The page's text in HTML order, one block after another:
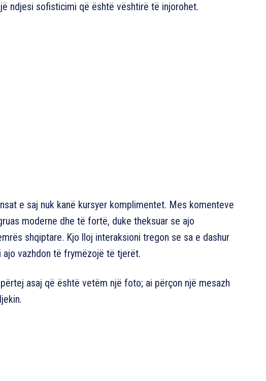
ndjesi sofisticimi që është vështirë të injorohet.
e saj nuk kanë kursyer komplimentet. Mes komenteve
moderne dhe të fortë, duke theksuar se ajo
shqiptare. Kjo lloj interaksioni tregon se sa e dashur
vazhdon të frymëzojë të tjerët.
asaj që është vetëm një foto; ai përçon një mesazh